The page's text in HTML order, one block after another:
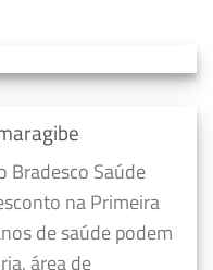
Bradesco Saúde
na Primeira
de saúde podem
área de